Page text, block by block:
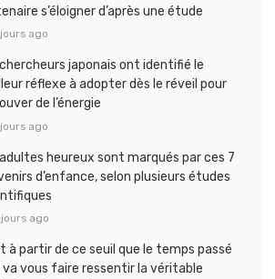
s’éloigner d’après une étude
ago
japonais ont identifié le
réflexe à adopter dès le réveil pour
de l’énergie
ago
heureux sont marqués par ces 7
d’enfance, selon plusieurs études
ago
à partir de ce seuil que le temps passé
va vous faire ressentir la véritable